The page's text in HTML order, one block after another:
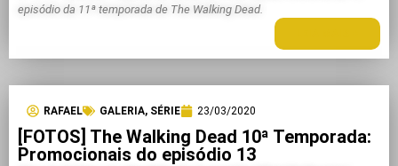
episódio da 11ª temporada de The Walking Dead.
RAFAEL GALERIA, SÉRIE 23/03/2020
[FOTOS] The Walking Dead 10ª Temporada:
Promocionais do episódio 13